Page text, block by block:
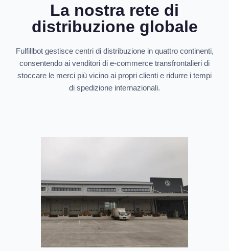
La nostra rete di
distribuzione globale
Fulfillbot gestisce centri di distribuzione in quattro continenti,
consentendo ai venditori di e-commerce transfrontalieri di
stoccare le merci più vicino ai propri clienti e ridurre i tempi
di spedizione internazionali.